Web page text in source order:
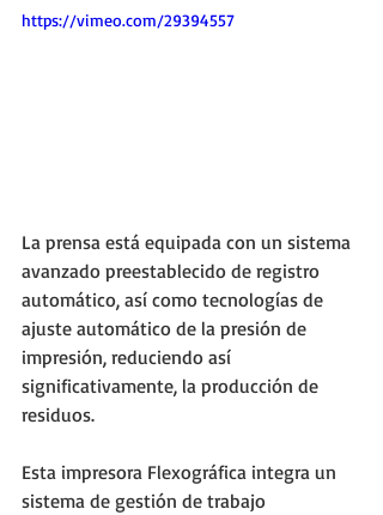
https://vimeo.com/29394557
La prensa está equipada con un sistema
avanzado preestablecido de registro
automático, así como tecnologías de
ajuste automático de la presión de
impresión, reduciendo así
significativamente, la producción de
residuos.
Esta impresora Flexográfica integra un
sistema de gestión de trabajo